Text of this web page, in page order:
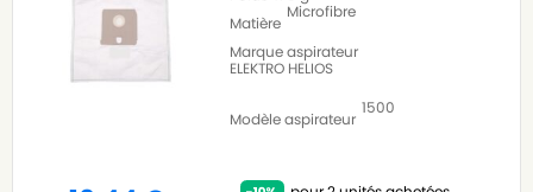
Matière
Microfibre
Marque aspirateur
ELEKTRO HELIOS
Modèle aspirateur
1500